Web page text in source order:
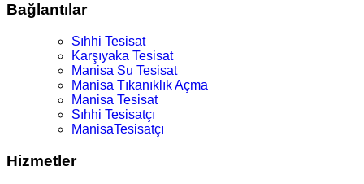
Bağlantılar
Sıhhi Tesisat
Karşıyaka Tesisat
Manisa Su Tesisat
Manisa Tıkanıklık Açma
Manisa Tesisat
Sıhhi Tesisatçı
ManisaTesisatçı
Hizmetler